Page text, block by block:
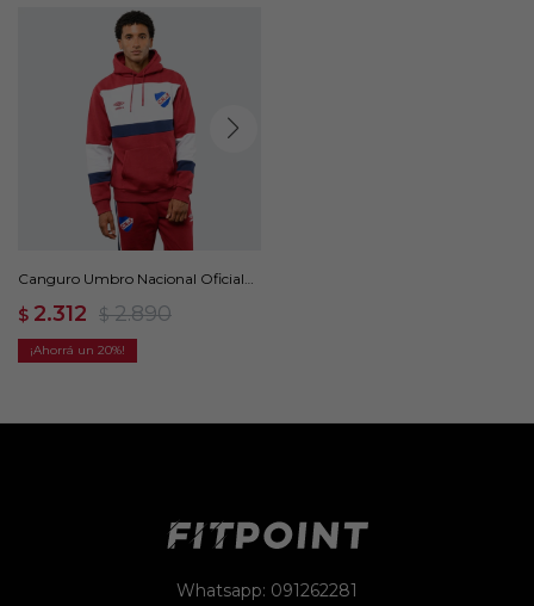
Canguro Umbro Nacional Oficial
$ 2.312 $ 2.890
20
Whatsapp: 091262281